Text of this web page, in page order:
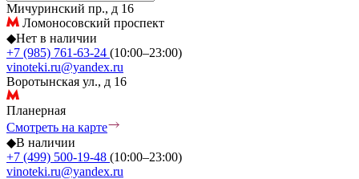
Мичуринский пр., д 16
Ломоносовский проспект
◆Нет в наличии
+7 (985) 761-63-24 (10:00–23:00)
vinoteki.ru@yandex.ru
Воротынская ул., д 16
Планерная
Смотреть на карте
◆В наличии
+7 (499) 500-19-48 (10:00–23:00)
vinoteki.ru@yandex.ru